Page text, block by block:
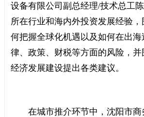
设备有限公司副总经理/技术总工
所在行业和海内外投资发展经验
何把握全球化机遇以及如何在出
律、政策、财税等方面的风险，
经济发展建设提出各类建议。
在城市推介环节中，沈阳市商